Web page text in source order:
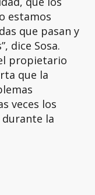
estamos
que pasan y
dice Sosa.
propietario
que la
veces los
durante la